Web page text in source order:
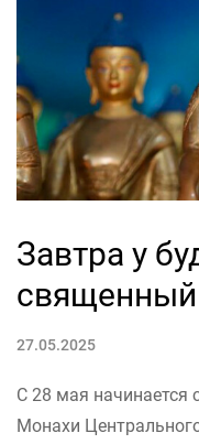
Завтра у
священный
27.05.2025
С 28 мая начинается
Монахи